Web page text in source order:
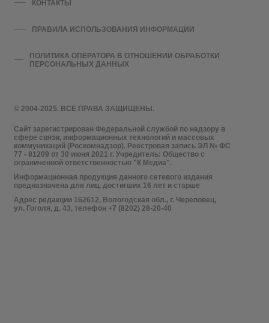
© 2004-2025. ВСЕ ПРАВА ЗАЩИЩЕНЫ.
Сайт зарегистрирован Федеральной службой по надзору в
сфере связи, информационных технологий и массовых
коммуникаций (Роскомнадзор). Реестровая запись ЭЛ № ФС
77 - 81209 от 30 июня 2021 г. Учредитель: Общество с
ограниченной ответственностью "К Медиа".
Информационная продукция данного сетевого издания
предназначена для лиц, достигших 16 лет и старше
Адрес редакции 162612, Вологодская обл., г. Череповец,
ул. Гоголя, д. 43, телефон +7 (8202) 28-20-40
КОНТАКТЫ
ПРАВИЛА ИСПОЛЬЗОВАНИЯ ИНФОРМАЦИИ
ПОЛИТИКА ОПЕРАТОРА В ОТНОШЕНИИ ОБРАБОТКИ
ПЕРСОНАЛЬНЫХ ДАННЫХ